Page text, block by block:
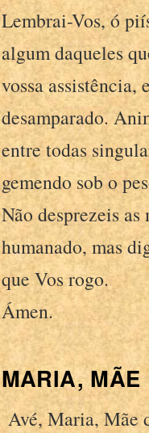
Lembrai-Vos, ó
algum daqueles
vossa assistência,
desamparado.
entre todas
gemendo sob o
Não desprezeis
humanado, mas
que Vos rogo.
Ámen.
MARIA, MÃE
Avé, Maria, Mãe